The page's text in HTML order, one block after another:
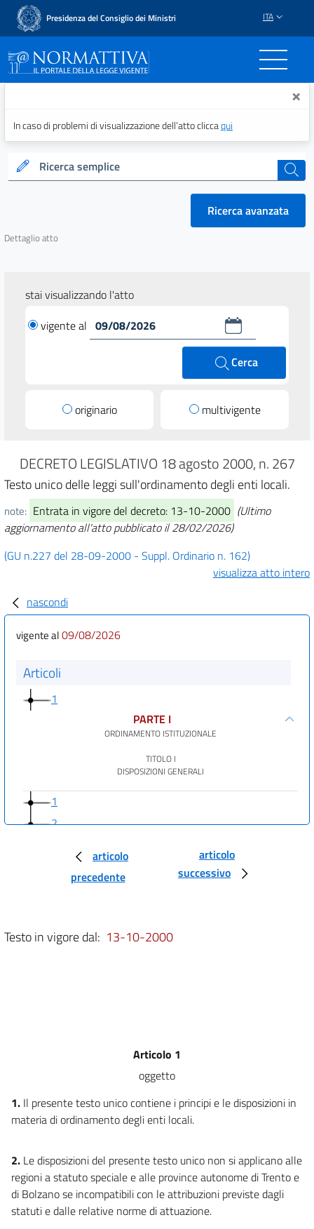
Presidenza del Consiglio dei Ministri ITA
Normattiva - Il portale ×
In caso di problemi di visualizzazione dell’atto cliccaqui
Ricerca semplice cerca
Ricerca avanzata
Dettaglio atto
stai visualizzando l'atto
vigente al
Cerca
originario multivigente
DECRETO LEGISLATIVO 18 agosto 2000, n. 267
Testo unico delle leggi sull'ordinamento degli enti locali.
note: Entrata in vigore del decreto: 13-10-2000 (Ultimo
aggiornamento all'atto pubblicato il 28/02/2026)
(GU n.227 del 28-09-2000 - Suppl. Ordinario n. 162)
visualizza atto intero
nascondi
vigente al09/08/2026
Articoli
1
PARTE I
ORDINAMENTO ISTITUZIONALE
TITOLO I
DISPOSIZIONI GENERALI
1
2
7
TITOLO II
SOGGETTI
CAPO I
14
15
16
articolo
precedente
articolo
successivo
Testo in vigore dal: 13-10-2000
Articolo 1
oggetto
1. Il presente testo unico contiene i principi e le disposizioni in
materia di ordinamento degli enti locali.
2. Le disposizioni del presente testo unico non si applicano alle
regioni a statuto speciale e alle province autonome di Trento e
di Bolzano se incompatibili con le attribuzioni previste dagli
statuti e dalle relative norme di attuazione.